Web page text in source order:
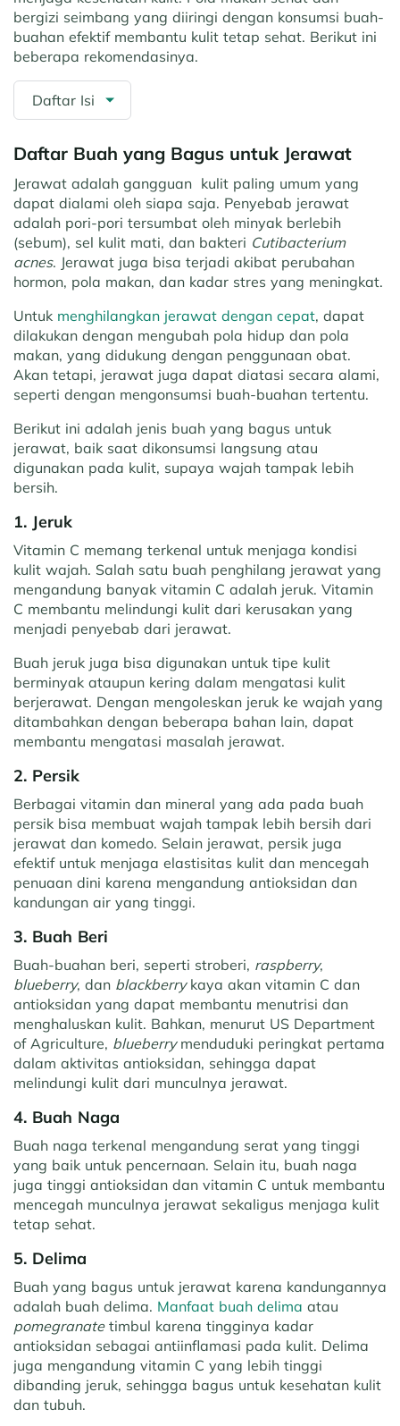
bergizi seimbang yang diiringi dengan konsumsi buah-
buahan efektif membantu kulit tetap sehat. Berikut ini
beberapa rekomendasinya.
Daftar Isi
Daftar Buah yang Bagus untuk Jerawat
Jerawat adalah gangguan kulit paling umum yang
dapat dialami oleh siapa saja. Penyebab jerawat
adalah pori-pori tersumbat oleh minyak berlebih
(sebum), sel kulit mati, dan bakteri Cutibacterium
acnes. Jerawat juga bisa terjadi akibat perubahan
hormon, pola makan, dan kadar stres yang meningkat.
Untuk menghilangkan jerawat dengan cepat, dapat
dilakukan dengan mengubah pola hidup dan pola
makan, yang didukung dengan penggunaan obat.
Akan tetapi, jerawat juga dapat diatasi secara alami,
seperti dengan mengonsumsi buah-buahan tertentu.
Berikut ini adalah jenis buah yang bagus untuk
jerawat, baik saat dikonsumsi langsung atau
digunakan pada kulit, supaya wajah tampak lebih
bersih.
1. Jeruk
Vitamin C memang terkenal untuk menjaga kondisi
kulit wajah. Salah satu buah penghilang jerawat yang
mengandung banyak vitamin C adalah jeruk. Vitamin
C membantu melindungi kulit dari kerusakan yang
menjadi penyebab dari jerawat.
Buah jeruk juga bisa digunakan untuk tipe kulit
berminyak ataupun kering dalam mengatasi kulit
berjerawat. Dengan mengoleskan jeruk ke wajah yang
ditambahkan dengan beberapa bahan lain, dapat
membantu mengatasi masalah jerawat.
2. Persik
Berbagai vitamin dan mineral yang ada pada buah
persik bisa membuat wajah tampak lebih bersih dari
jerawat dan komedo. Selain jerawat, persik juga
efektif untuk menjaga elastisitas kulit dan mencegah
penuaan dini karena mengandung antioksidan dan
kandungan air yang tinggi.
3. Buah Beri
Buah-buahan beri, seperti stroberi, raspberry,
blueberry, dan blackberrykaya akan vitamin C dan
antioksidan yang dapat membantu menutrisi dan
menghaluskan kulit. Bahkan, menurut US Department
of Agriculture, blueberrymenduduki peringkat pertama
dalam aktivitas antioksidan, sehingga dapat
melindungi kulit dari munculnya jerawat.
4. Buah Naga
Buah naga terkenal mengandung serat yang tinggi
yang baik untuk pencernaan. Selain itu, buah naga
juga tinggi antioksidan dan vitamin C untuk membantu
mencegah munculnya jerawat sekaligus menjaga kulit
tetap sehat.
5. Delima
Buah yang bagus untuk jerawat karena kandungannya
adalah buah delima. Manfaat buah delima atau
pomegranatetimbul karena tingginya kadar
antioksidan sebagai antiinflamasi pada kulit. Delima
juga mengandung vitamin C yang lebih tinggi
dibanding jeruk, sehingga bagus untuk kesehatan kulit
dan tubuh.